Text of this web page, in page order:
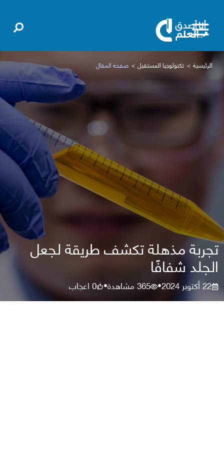
الرئيسية تكنولوجيا المستقبل صفحة المقال
تجربة مذهلة تكشف طريقة لجعل
الجلد شفافًا
22 أكتوبر 2024 •
365مشاهدة•
0اعجاب